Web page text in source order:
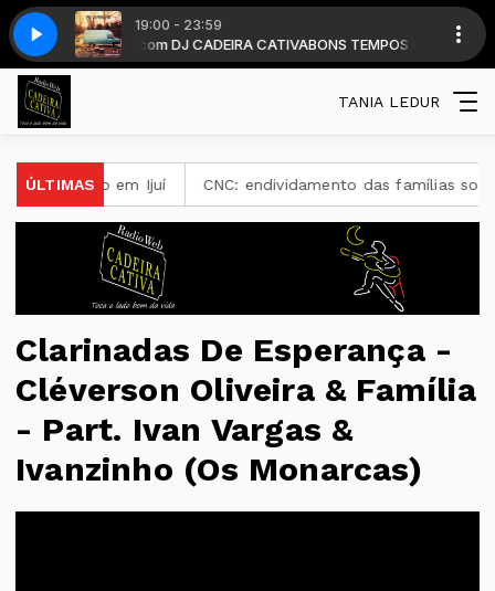
19:00 - 23:59
horas . com DJ CADEIRA CATIVABONS TEMPOS CADEIRA diariamente
- L1 ÓTIMA 2012 - NOITEMark Knopfler - Yon Two Crows (Lyrics) - L1
horas . com DJ CADEIRA CATIVABONS TEMPOS CADEIRA diariamente
TANIA LEDUR
ÚLTIMAS
em Ijuí CNC: endividamento das famílias sobe para 82%,
Clarinadas De Esperança -
Cléverson Oliveira & Família
- Part. Ivan Vargas &
Ivanzinho (Os Monarcas)